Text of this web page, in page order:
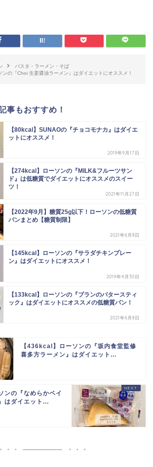
パスタ・ラーメン・そば
ンの『Choi 生姜醤油ラーメン』はダイエットにオススメ！
事もおすすめ！
【80kcal】SUNAOの『チョコモナカ』はダイエ
ットにオススメ！
2019年9月17日
【274kcal】ローソンの『MILK&フルーツサン
ド』は低糖質でダイエットにオススメのスイー
ツ！
2021年11月27日
【2022年9月】糖質25g以下！ローソンの低糖質
パンまとめ【糖質制限】
2021年6月8日
【145kcal】ローソンの『サラダチキンプレー
ン』はダイエットにオススメ！
2019年4月30日
【133kcal】ローソンの『ブランのバタースティ
ック』はダイエットにオススメの低糖質パン！
2021年6月8日
【436kcal】ローソンの『坂内食堂監修
喜多方ラーメン』はダイエット...
ンの『なめらかベイ
はダイエット...